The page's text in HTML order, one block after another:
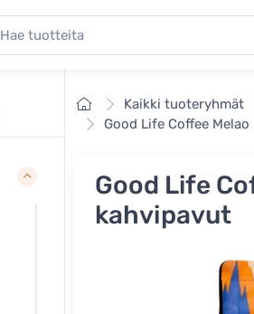
EtusivuKaikki tuoteryhmät
Good Life Coffee
Good Life
kahvipavut